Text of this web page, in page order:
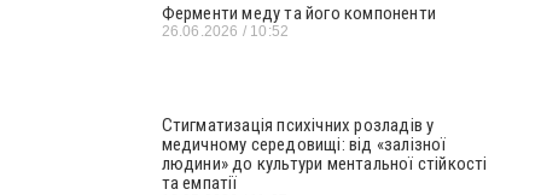
Ферменти меду та його компоненти
26.06.2026 10:52
Стигматизація психічних розладів у
медичному середовищі: від «залізної
людини» до культури ментальної стійкості
та емпатії